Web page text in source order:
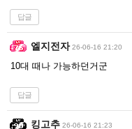
답글
엘지전자 26-06-16 21:20
10대 때나 가능하던거군
답글
킹고추 26-06-16 21:23